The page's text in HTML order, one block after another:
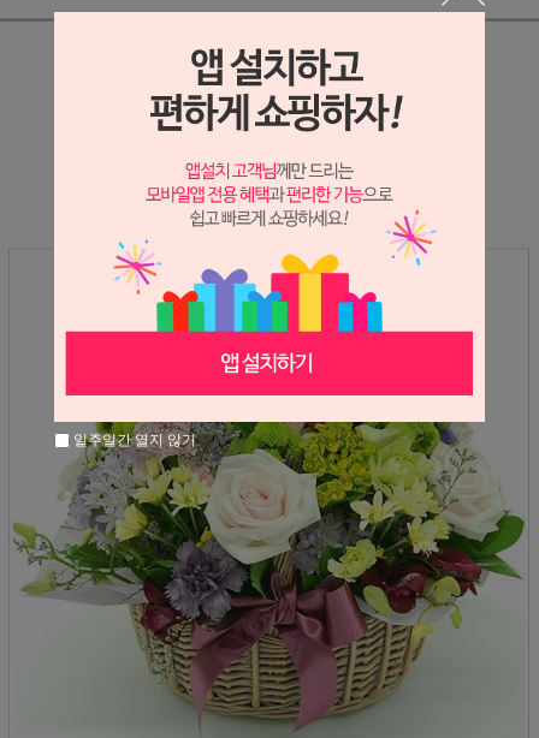
상세정보 새창 열기
일주일간 열지 않기